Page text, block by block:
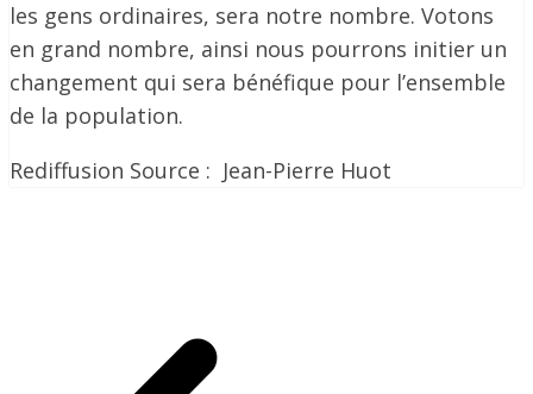
les gens ordinaires, sera notre nombre. Votons
en grand nombre, ainsi nous pourrons initier un
changement qui sera bénéfique pour l’ensemble
de la population.
Rediffusion Source : Jean-Pierre Huot